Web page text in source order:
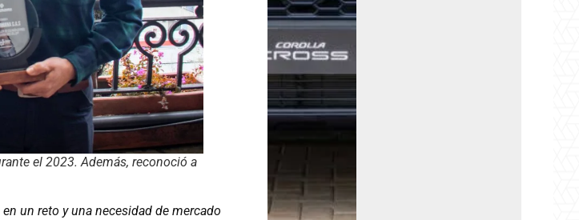
el 2023. Además, reconoció a
un reto y una necesidad de mercado